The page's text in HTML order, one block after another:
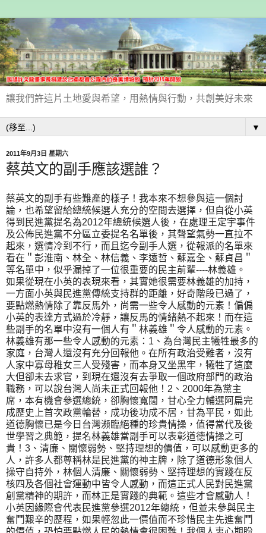
讓我們許這片土地愛與希望，用熱情與行動，共創美好未來
▼
2011年9月3日 星期六
蔡英文的副手應該選誰？
蔡英文的副手有些難產的樣子！我本來不想參與這一個討
論，也希望留給總統候選人充分的空間去選擇，但自從小英
得到民進黨提名為2012年總統候選人後，在處理王定宇事件
及公佈民進黨不分區立委提名名單後，其聲望氣勢一直拉不
起來，選情冷到不行，而且迄今副手人選，從報派的名單來
看在＂彭淮南、林全、林信義、李遠哲、蘇嘉全、蘇貞昌＂
等名單中，似乎漏掉了一位很重要的民主前輩----林義雄。
如果從現在小英的表現來看，其實她很需要林義雄的加持，
一方面小英與民進黨傳統支持群的距離，好奇階段已過了，
要點燃熱情除了靠反馬外，尚需一些令人感動的元素！偏偏
小英的表達方式過於冷靜，讓反馬的情緒熱不起來！而在這
些副手的名單中沒有一個人有＂林義雄＂令人感動的元素。
林義雄有那一些令人感動的元素：1、為台灣民主犧牲最多的
家庭，台灣人還沒有充分回報他。在所有政治受難者，沒有
人家中寡母稚女三人受殘害，而本身又坐黑牢，犧牲了這麼
大但卻未去求官，到現在還沒有去爭取一個政府部門的政治
職務，可以說台灣人尚未正式回報他！2、2000年為黨主
席，本有機會參選總統，卻胸懷寬闊，甘心全力輔選阿扁完
成歷史上首次政黨輪替，成功後功成不居，甘為平民，如此
道德胸懷已是今日台灣瀕臨絕種的珍貴情操，值得當代及後
世學習之典範，提名林義雄當副手可以表彰道德情操之可
貴！3、清廉、關懷弱勢、堅持理想的價值，可以感動更多的
人，許多人都尊稱林是民進黨的神主牌，除了道德形象個人
操守自持外，林個人清廉、關懷弱勢、堅持理想的實踐在反
核四及各個社會運動中皆令人感動，而這正式人民對民進黨
創黨精神的期許，而林正是實踐的典範。這些才會感動人！
小英因緣際會代表民進黨參選2012年總統，但並未參與民主
奮鬥艱辛的歷程，如果輕忽此一價值而不珍惜民主先進奮鬥